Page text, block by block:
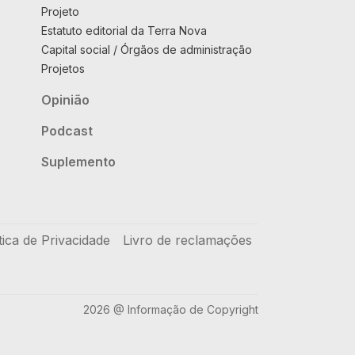
Projeto
Estatuto editorial da Terra Nova
Capital social / Órgãos de administração
Projetos
Opinião
Podcast
Suplemento
de Privacidade Livro de reclamações
2026 @ Informação de Copyright